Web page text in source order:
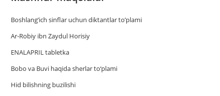
Boshlang’ich sinflar uchun diktantlar to’plami
Ar-Robiy ibn Zaydul Horisiy
ENALAPRIL tabletka
Bobo va Buvi haqida sherlar to‘plami
Hid bilishning buzilishi